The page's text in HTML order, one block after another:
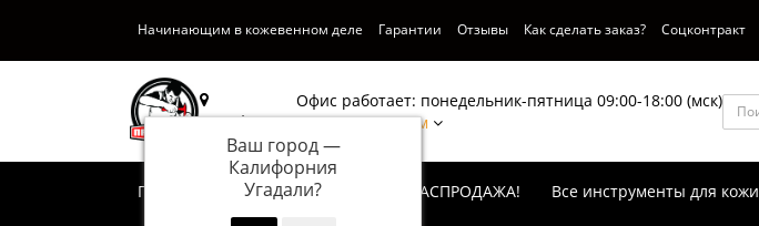
Начинающим в кожевенном деле Гарантии Отзывы Как сделать заказ? Соцконтракт
Калифорния
Ваш город —
Калифорния
Угадали?
Офис работает: понедельник-пятница 09:00-18:00 (мск)
Написать нам
Подарочные сертификаты СУПЕР РАСПРОДАЖА! Все инструменты для кожи